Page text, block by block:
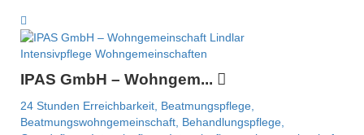
Intensivpflege Wohngemeinschaften
IPAS GmbH – Wohngem...
24 Stunden Erreichbarkeit, Beatmungspflege,
Beatmungswohngemeinschaft, Behandlungspflege,